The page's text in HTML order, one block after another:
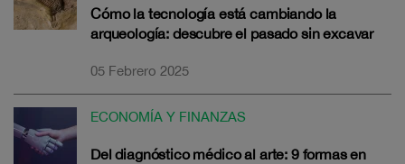
Cómo la tecnología está cambiando la
arqueología: descubre el pasado sin excavar
05 Febrero 2025
ECONOMÍA Y FINANZAS
Del diagnóstico médico al arte: 9 formas en